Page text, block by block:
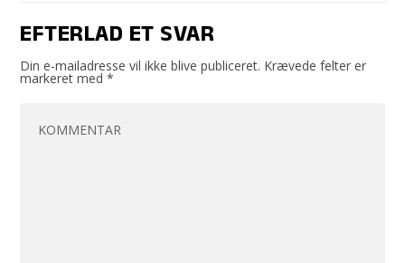
EFTERLAD ET SVAR
Din e-mailadresse vil ikke blive publiceret. Krævede felter er
markeret med*